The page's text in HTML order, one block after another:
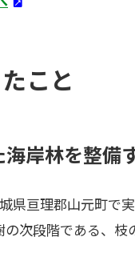
こと
岸林を整備
県亘理郡山元町で
次段階である、枝